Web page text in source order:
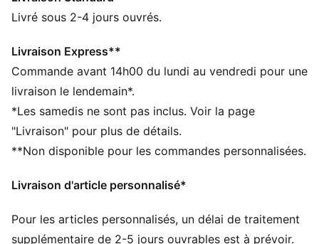
l’histoire en y mêlant performance et confort.
GESTION DE L’HUMIDITÉ : Les tissus techniques
dryCELL évacuent l'humidité pour t’aider à rester à
l'aise et au sec
recyclés
DÉTAILS
Coupe : Régulière
Col : Col en V
Longueur : Régulière
Détails co-brandés PUMA et Galatasaray SK
Livré sous 2-4 jours ouvrés.
Livraison Express**
Commande avant 14h00 du lundi au vendredi pour une
livraison le lendemain*.
*Les samedis ne sont pas inclus. Voir la page
"Livraison" pour plus de détails.
**Non disponible pour les commandes personnalisées.
Livraison d'article personnalisé*
Pour les articles personnalisés, un délai de traitement
supplémentaire de 2-5 jours ouvrables est à prévoir.